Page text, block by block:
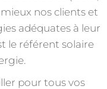
nos clients et
adéquates à leur
le référent solaire
pour tous vos